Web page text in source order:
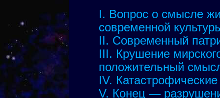
I. Вопрос о смысле
современной
II. Современный
III. Крушение
положительный
IV.
V. Конец —